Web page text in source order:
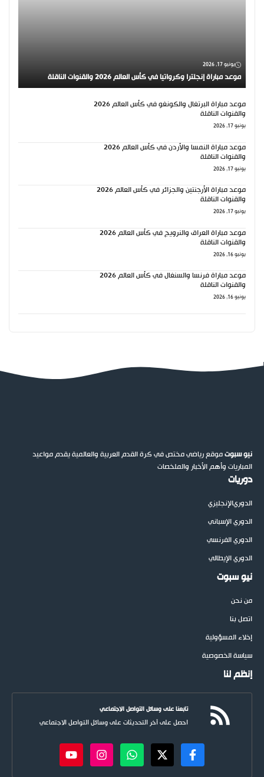
يونيو 17, 2026
موعد مباراة إنجلترا وكرواتيا في كأس العالم 2026 والقنوات الناقلة
موعد مباراة البرتغال والكونغو في كأس العالم 2026
والقنوات الناقلة
يونيو 17, 2026
موعد مباراة النمسا والأردن في كأس العالم 2026
والقنوات الناقلة
يونيو 17, 2026
موعد مباراة الأرجنتين والجزائر في كأس العالم 2026
والقنوات الناقلة
يونيو 17, 2026
موعد مباراة العراق والنرويج في كأس العالم 2026
والقنوات الناقلة
يونيو 16, 2026
موعد مباراة فرنسا والسنغال في كأس العالم 2026
والقنوات الناقلة
يونيو 16, 2026
نيو سبوتموقع رياضي مختص في كرة القدم العربية والعالمية يقدم مواعيد
المباريات وأهم الأخبار والملخصات
دوريات
الدوريالإنجليزي
الدوري الإسباني
الدوري الفرنسي
الدوري الإيطالي
نيو سبوت
من نحن
اتصل بنا
إخلاء المسؤولية
سياسة الخصوصية
إنظم لنا
تابعنا على وسائل التواصل الاجتماعي
احصل على آخر التحديثات على وسائل التواصل الاجتماعي